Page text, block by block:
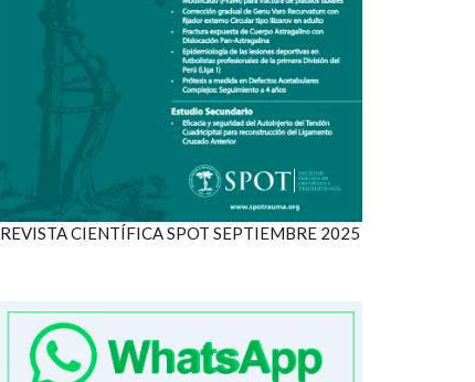
REVISTA CIENTÍFICA SPOT SEPTIEMBRE 2025